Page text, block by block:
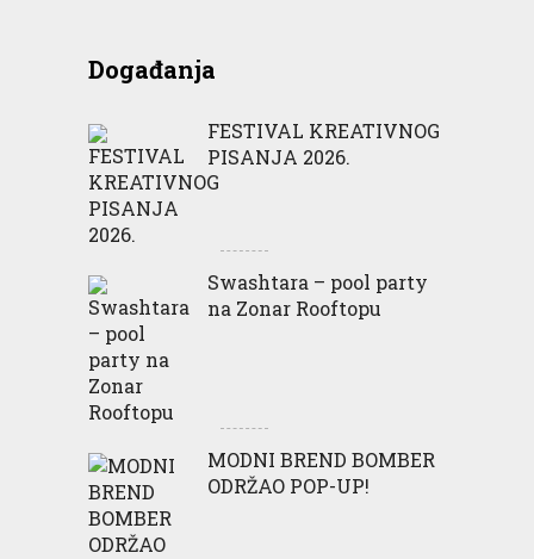
Događanja
FESTIVAL KREATIVNOG
PISANJA 2026.
Swashtara – pool party
na Zonar Rooftopu
MODNI BREND BOMBER
ODRŽAO POP-UP!